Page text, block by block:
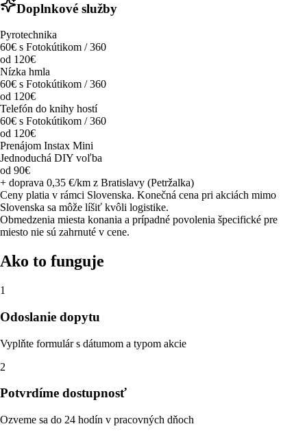
Doplnkové služby
Pyrotechnika
60€ s Fotokútikom / 360
od 120€
Nízka hmla
60€ s Fotokútikom / 360
od 120€
Telefón do knihy hostí
60€ s Fotokútikom / 360
od 120€
Prenájom Instax Mini
Jednoduchá DIY voľba
od 90€
+ doprava 0,35 €/km z Bratislavy (Petržalka)
Ceny platia v rámci Slovenska. Konečná cena pri akciách mimo
Slovenska sa môže líšiť kvôli logistike.
Obmedzenia miesta konania a prípadné povolenia špecifické pre
miesto nie sú zahrnuté v cene.
Ako to funguje
1
Odoslanie dopytu
Vyplňte formulár s dátumom a typom akcie
2
Potvrdíme dostupnosť
Ozveme sa do 24 hodín v pracovných dňoch